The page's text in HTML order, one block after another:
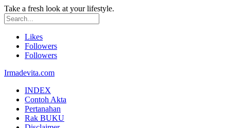
Take a fresh look at your lifestyle.
Likes
Followers
Followers
Irmadevita.com
INDEX
Contoh Akta
Pertanahan
Rak BUKU